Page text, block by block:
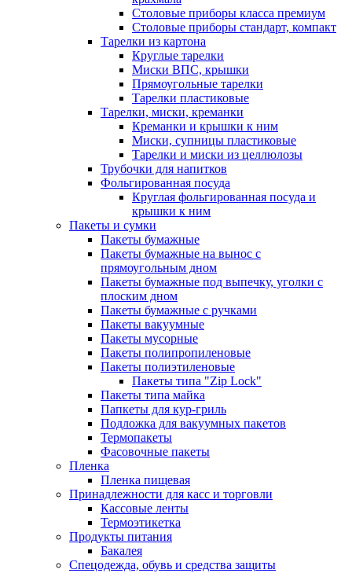
Столовые приборы класса премиум
Столовые приборы стандарт, компакт
Тарелки из картона
Круглые тарелки
Миски ВПС, крышки
Прямоугольные тарелки
Тарелки пластиковые
Тарелки, миски, креманки
Креманки и крышки к ним
Миски, супницы пластиковые
Тарелки и миски из целлюлозы
Трубочки для напитков
Фольгированная посуда
Круглая фольгированная посуда и
крышки к ним
Пакеты и сумки
Пакеты бумажные
Пакеты бумажные на вынос с
прямоугольным дном
Пакеты бумажные под выпечку, уголки с
плоским дном
Пакеты бумажные с ручками
Пакеты вакуумные
Пакеты мусорные
Пакеты полипропиленовые
Пакеты полиэтиленовые
Пакеты типа "Zip Lock"
Пакеты типа майка
Папкеты для кур-гриль
Подложка для вакуумных пакетов
Термопакеты
Фасовочные пакеты
Пленка
Пленка пищевая
Принадлежности для касс и торговли
Кассовые ленты
Термоэтикетка
Продукты питания
Бакалея
Спецодежда, обувь и средства защиты